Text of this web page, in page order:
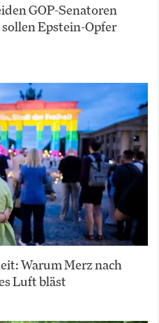
GOP-Senatoren
Epstein-Opfer
Warum Merz nach
Luft bläst